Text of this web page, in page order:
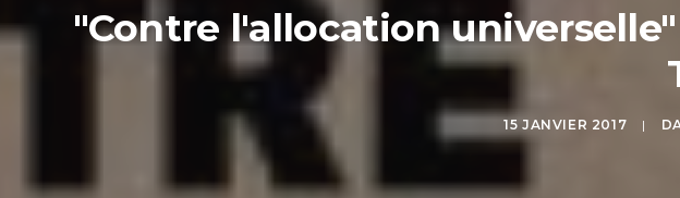
"Contre l'allocation
15 JANVIER 2017 |